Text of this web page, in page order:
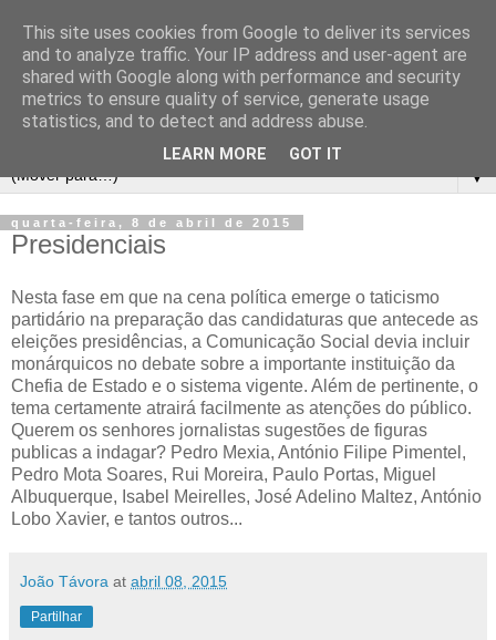
▼
quarta-feira, 8 de abril de 2015
Presidenciais
Nesta fase em que na cena política emerge o taticismo
partidário na preparação das candidaturas que antecede as
eleições presidências, a Comunicação Social devia incluir
monárquicos no debate sobre a importante instituição da
Chefia de Estado e o sistema vigente. Além de pertinente, o
tema certamente atrairá facilmente as atenções do público.
Querem os senhores jornalistas sugestões de figuras
publicas a indagar? Pedro Mexia, António Filipe Pimentel,
Pedro Mota Soares, Rui Moreira, Paulo Portas, Miguel
Albuquerque, Isabel Meirelles, José Adelino Maltez, António
Lobo Xavier, e tantos outros...
João Távora at abril 08, 2015
Partilhar
This site uses cookies from Google to deliver its services
and to analyze traffic. Your IP address and user-agent are
shared with Google along with performance and security
metrics to ensure quality of service, generate usage
statistics, and to detect and address abuse.
LEARN MORE GOT IT